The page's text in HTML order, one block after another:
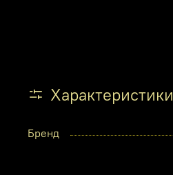
Характеристики
Бренд